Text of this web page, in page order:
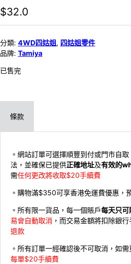
$32.0
分類: 4WD四姑姐, 四姑姐零件
品牌: Tamiya
已售完
條款
。網站訂單可選擇順豐到付或門市自
法，並確保已提供正確地址及有效的
需任何更改將收取$20手續費
。購物滿$350可享香港免運費優惠，
。所有限一貨品，每一個賬戶每天只可
易會自動取消 ，而交易金額將扣除銀
退款
。所有訂單一經確認後不可取消，如
每單$20手續費